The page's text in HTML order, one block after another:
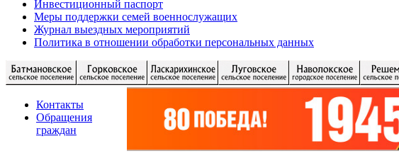
Инвестиционный паспорт
Меры поддержки семей военнослужащих
Журнал выездных мероприятий
Политика в отношении обработки персональных данных
Контакты
Обращения
граждан